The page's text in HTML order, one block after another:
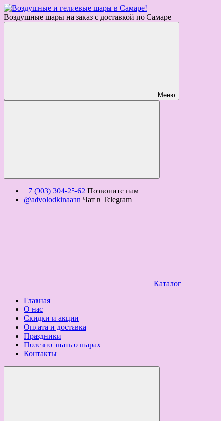
Воздушные шары на заказ с доставкой по Самаре
Меню
+7 (903) 304-25-62 Позвоните нам
@advolodkinaann Чат в Telegram
Каталог
Главная
О нас
Скидки и акции
Оплата и доставка
Праздники
Полезно знать о шарах
Контакты